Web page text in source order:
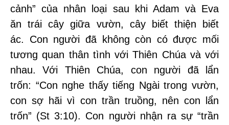
cảnh” của nhân loại sau khi Adam và Eva
ăn trái cây giữa vườn, cây biết thiện biết
ác. Con người đã không còn có được mối
tương quan thân tình với Thiên Chúa và với
nhau. Với Thiên Chúa, con người đã lẩn
trốn: “Con nghe thấy tiếng Ngài trong vườn,
con sợ hãi vì con trần truồng, nên con lẩn
trốn” (St 3:10). Con người nhận ra sự “trần